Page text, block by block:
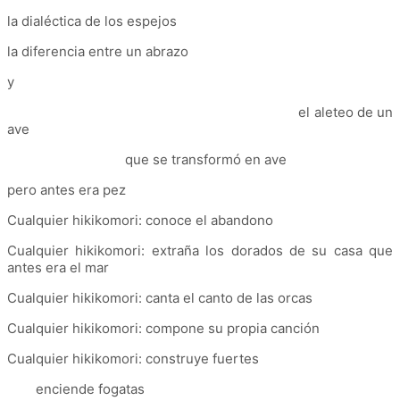
la dialéctica de los espejos
la diferencia entre un abrazo
y
el aleteo de un
ave
que se transformó en ave
pero antes era pez
Cualquier hikikomori: conoce el abandono
Cualquier hikikomori: extraña los dorados de su casa que
antes era el mar
Cualquier hikikomori: canta el canto de las orcas
Cualquier hikikomori: compone su propia canción
Cualquier hikikomori: construye fuertes
enciende fogatas